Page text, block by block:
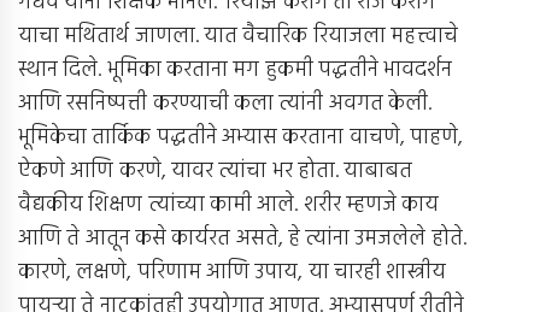
याचा मथितार्थ जाणला. यात वैचारिक रियाजला महत्त्वाचे
स्थान दिले. भूमिका करताना मग हुकमी पद्धतीने भावदर्शन
आणि रसनिष्पत्ती करण्याची कला त्यांनी अवगत केली.
भूमिकेचा तार्किक पद्धतीने अभ्यास करताना वाचणे, पाहणे,
ऐकणे आणि करणे, यावर त्यांचा भर होता. याबाबत
वैद्यकीय शिक्षण त्यांच्या कामी आले. शरीर म्हणजे काय
आणि ते आतून कसे कार्यरत असते, हे त्यांना उमजलेले होते.
कारणे, लक्षणे, परिणाम आणि उपाय, या चारही शास्त्रीय